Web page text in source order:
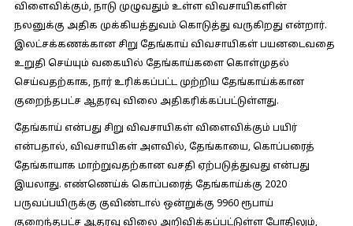
விளைவிக்கும், நாடு முழுவதும் உள்ள விவசாயிகளின்
நலனுக்கு அதிக முக்கியத்துவம் கொடுத்து வருகிறது என்றார்.
இலட்சக்கணக்கான சிறு தேங்காய் விவசாயிகள் பயனடைவதை
உறுதி செய்யும் வகையில் தேங்காய்களை கொள்முதல்
செய்வதற்காக, நார் உரிக்கப்பட்ட முற்றிய தேங்காய்க்கான
குறைந்தபட்ச ஆதரவு விலை அதிகரிக்கப்பட்டுள்ளது.
தேங்காய் என்பது சிறு விவசாயிகள் விளைவிக்கும் பயிர்
என்பதால், விவசாயிகள் அளவில், தேங்காயை, கொப்பரைத்
தேங்காயாக மாற்றுவதற்கான வசதி ஏற்படுத்துவது என்பது
இயலாது. எண்ணெய்க் கொப்பரைத் தேங்காய்க்கு 2020
பருவப்பயிருக்கு குவிண்டால் ஒன்றுக்கு 9960 ரூபாய்
குறைந்தபட்ச ஆதரவு விலை அறிவிக்கப்பட்டுள்ள போதிலும்,